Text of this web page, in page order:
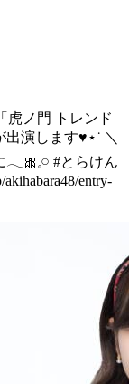
虎ノ門 トレンド
演します♥⋆˙ ＼
𓂃🎀𓈒𓏸 #とらけん
entry-